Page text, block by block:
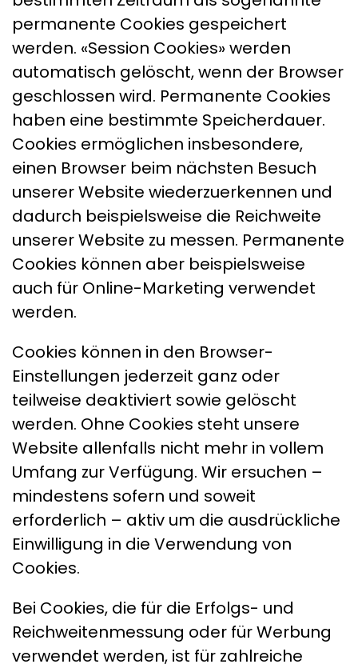
permanente Cookies gespeichert
werden. «Session Cookies» werden
automatisch gelöscht, wenn der Browser
geschlossen wird. Permanente Cookies
haben eine bestimmte Speicherdauer.
Cookies ermöglichen insbesondere,
einen Browser beim nächsten Besuch
unserer Website wiederzuerkennen und
dadurch beispielsweise die Reichweite
unserer Website zu messen. Permanente
Cookies können aber beispielsweise
auch für Online-Marketing verwendet
werden.
Cookies können in den Browser-
Einstellungen jederzeit ganz oder
teilweise deaktiviert sowie gelöscht
werden. Ohne Cookies steht unsere
Website allenfalls nicht mehr in vollem
Umfang zur Verfügung. Wir ersuchen –
mindestens sofern und soweit
erforderlich – aktiv um die ausdrückliche
Einwilligung in die Verwendung von
Cookies.
Bei Cookies, die für die Erfolgs- und
Reichweitenmessung oder für Werbung
verwendet werden, ist für zahlreiche